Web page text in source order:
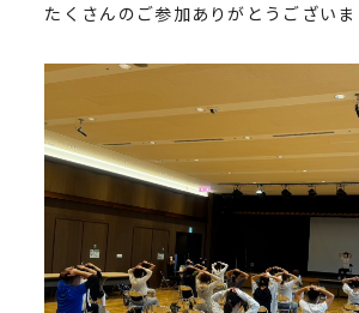
たくさんのご参加ありがとうござい